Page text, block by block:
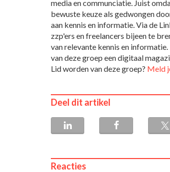
media en communciatie. Juist
bewuste keuze als gedwongen
aan kennis en informatie. Via de
zzp'ers en freelancers bijeen te
van relevante kennis en
van deze groep een digitaal
Lid worden van deze groep? Meld
Deel dit artikel
Reacties